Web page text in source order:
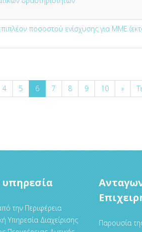
ποσοστού ενίσχυσης για ΜΜΕ
4 5 6 7 8 9 10 »
υπηρεσία
την Περιφέρεια
Υπηρεσία Διαχείρισης
Παρουσία